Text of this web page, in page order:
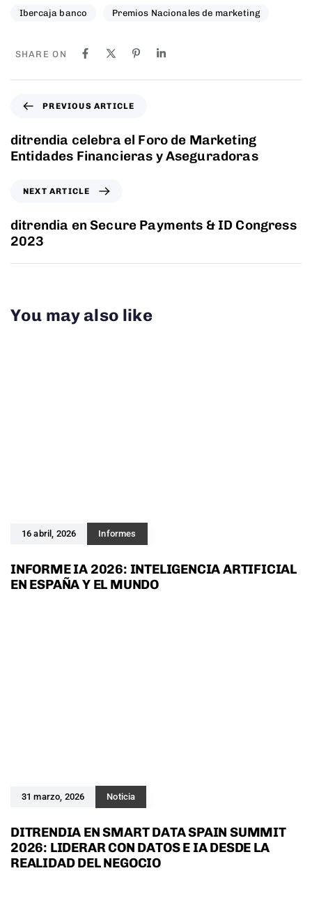
Ibercaja banco Premios Nacionales de marketing
SHARE ON
PREVIOUS ARTICLE
ditrendia celebra el Foro de Marketing
Entidades Financieras y Aseguradoras
NEXT ARTICLE
ditrendia en Secure Payments & ID Congress
2023
You may also like
16 abril, 2026 Informes
INFORME IA 2026: INTELIGENCIA ARTIFICIAL
EN ESPAÑA Y EL MUNDO
31 marzo, 2026 Noticia
DITRENDIA EN SMART DATA SPAIN SUMMIT
2026: LIDERAR CON DATOS E IA DESDE LA
REALIDAD DEL NEGOCIO